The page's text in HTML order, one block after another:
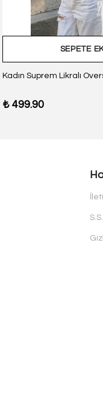
SEPETE
₺ 499.90